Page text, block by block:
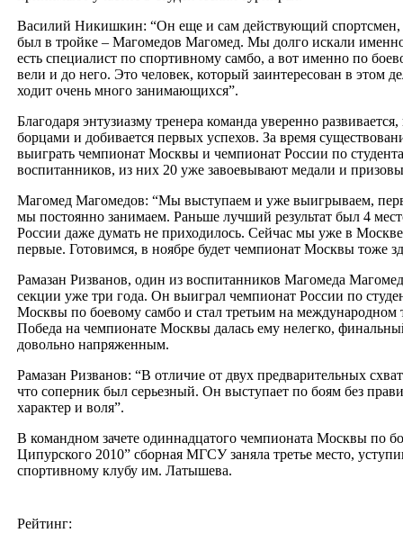
Василий Никишкин: “Он еще и сам действующий спортсмен,
был в тройке – Магомедов Магомед. Мы долго искали
есть специалист по спортивному самбо, а вот именно по
вели и до него. Это человек, который заинтересован в этом
ходит очень много занимающихся”.
Благодаря энтузиазму тренера команда уверенно
борцами и добивается первых успехов. За время
выиграть чемпионат Москвы и чемпионат России по
воспитанников, из них 20 уже завоевывают медали и
Магомед Магомедов: “Мы выступаем и уже выигрываем,
мы постоянно занимаем. Раньше лучший результат был 4
России даже думать не приходилось. Сейчас мы уже в
первые. Готовимся, в ноябре будет чемпионат Москвы тоже
Рамазан Ризванов, один из воспитанников Магомеда
секции уже три года. Он выиграл чемпионат России по
Москвы по боевому самбо и стал третьим на международном
Победа на чемпионате Москвы далась ему нелегко,
довольно напряженным.
Рамазан Ризванов: “В отличие от двух предварительных
что соперник был серьезный. Он выступает по боям без
характер и воля”.
В командном зачете одиннадцатого чемпионата Москвы по
Ципурского 2010” сборная МГСУ заняла третье место,
спортивному клубу им. Латышева.
Рейтинг: